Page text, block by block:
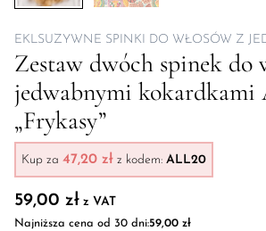
EKLSUZYWNE SPINKI DO WŁOSÓW Z
Zestaw dwóch spinek do
jedwabnymi kokardkami
„Frykasy”
Kup za 47,20 zł z kodem: ALL20
59,00 zł z VAT
Najniższa cena od 30 dni:59,00 zł